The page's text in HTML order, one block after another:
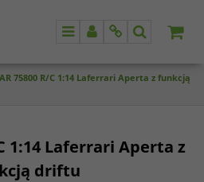
MenuPanelInfoSzukaj
75800 R/C 1:14 Laferrari Aperta z funkcją
1:14 Laferrari Aperta z
driftu